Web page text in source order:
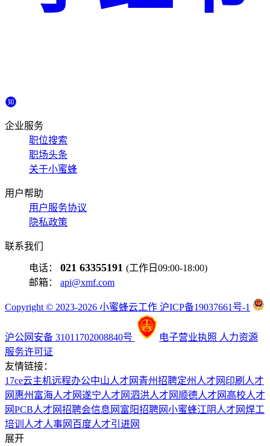
企业服务
职位搜索
职场头条
关于小蜜蜂
用户帮助
用户服务协议
隐私政策
联系我们
电话： 021 63355191 (工作日09:00-18:00)
邮箱： api@xmf.com
Copyright © 2023-2026 小蜜蜂云工作 沪ICP备19037661号-1
沪公网安备 31011702008840号 电子营业执照 人力资源
服务许可证
友情链接：
17ce云主机远程办公中山人才网 青州招聘定州人才网 印刷人才
网 惠州富海人才网遂宁人才网泗洪人才网 顺德人才网 高校人才
网PCB人才网招聘会信息网 富阳招聘网小蜜蜂江阴人才网焊工
培训 人才人事网 百度人才引进网
展开